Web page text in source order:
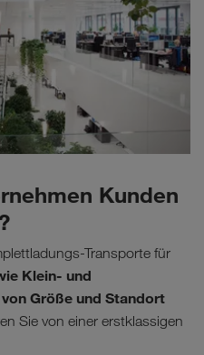
Kunden
Transporte für
Klein- und
Größe und Standort
Sie von einer erstklassigen